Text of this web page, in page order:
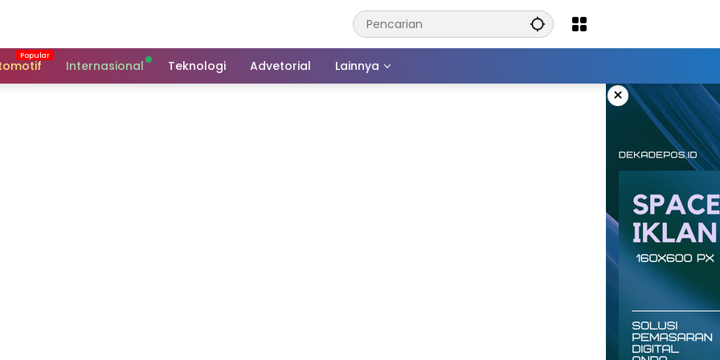
Internasional Teknologi Advetorial Lainnya
×